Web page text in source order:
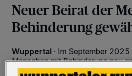
Neuer Beirat der
Behinderung
Wuppertal · Im September 2025
Menschen mit Behinderung neu
Mitglieder (inklusive